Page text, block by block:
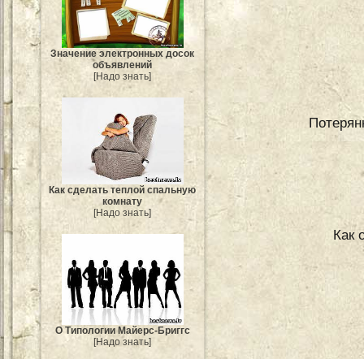
Значение электронных досок
объявлений
[Надо знать]
Как сделать теплой спальную
комнату
[Надо знать]
О Типологии Майерс-Бриггс
[Надо знать]
Как